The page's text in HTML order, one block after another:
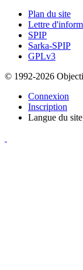
Plan du site
Lettre
SPIP
Sarka-SPIP
GPLv3
© 1992-2026
Connexion
Inscription
Langue du